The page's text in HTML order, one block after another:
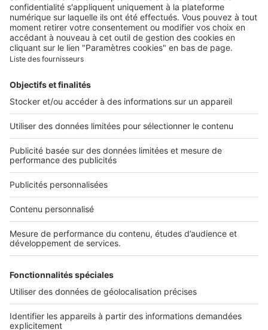
Contacter le service client
Nous rejoindre
Presse
Nos applications
Découvrez nos applications
Services pro
Accès client
Informations légales